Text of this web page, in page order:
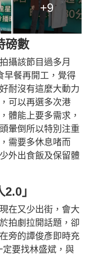
+9
磅數
攝該節目過多月
早餐再開工，覺得
耐沒有這麼大動力
可以再選多次港
體能上要多需求，
暈倒所以特別注重
需要多休息啫而
外出食飯及保留體
」
在又少出街，會大
拍劇拉開話題，卻
旁的譚俊彥即時充
要找林盛斌，與